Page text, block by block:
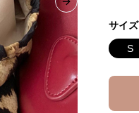
Next slide
サイズ
S